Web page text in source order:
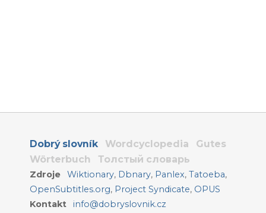
Dobrý slovník Wordcyclopedia
Gutes
Wörterbuch
Толстый словарь
Zdroje Wiktionary, Dbnary, Panlex,Tatoeba,
OpenSubtitles.org, Project Syndicate, OPUS
Kontakt
info@dobryslovnik.cz